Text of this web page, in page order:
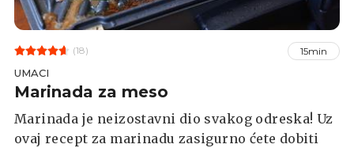
(18) 15min
UMACI
Marinada za meso
Marinada je neizostavni dio svakog odreska! Uz
ovaj recept za marinadu zasigurno ćete dobiti